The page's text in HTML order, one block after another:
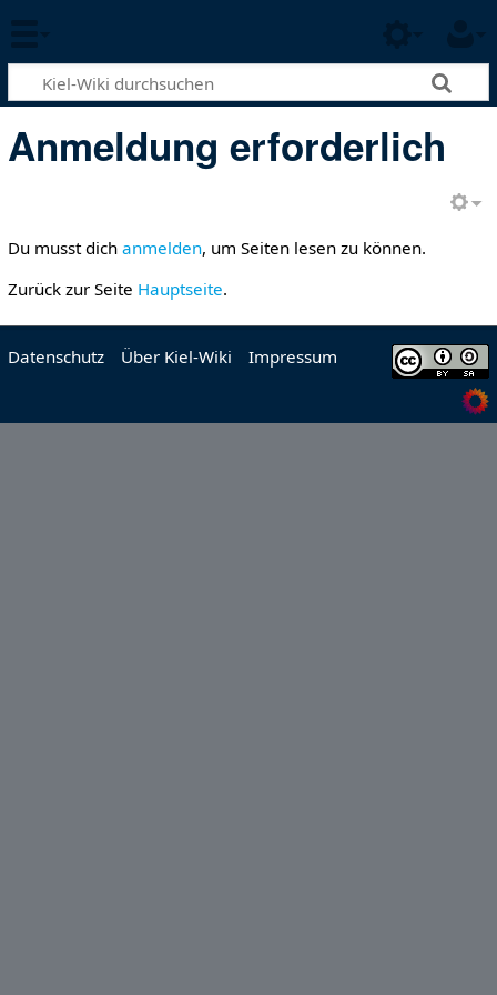
Anmeldung erforderlich
Du musst dich anmelden, um Seiten lesen zu können.
Zurück zur Seite Hauptseite.
Datenschutz Über Kiel-Wiki Impressum